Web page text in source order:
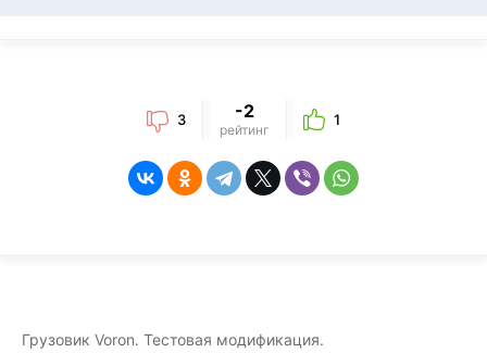
3 -2
рейтинг
1
Грузовик Voron. Тестовая модификация.